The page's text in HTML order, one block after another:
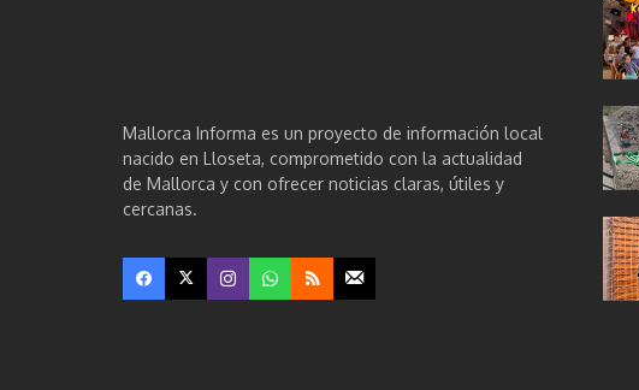
Mallorca Informa es un proyecto de información local
nacido en Lloseta, comprometido con la actualidad
de Mallorca y con ofrecer noticias claras, útiles y
cercanas.